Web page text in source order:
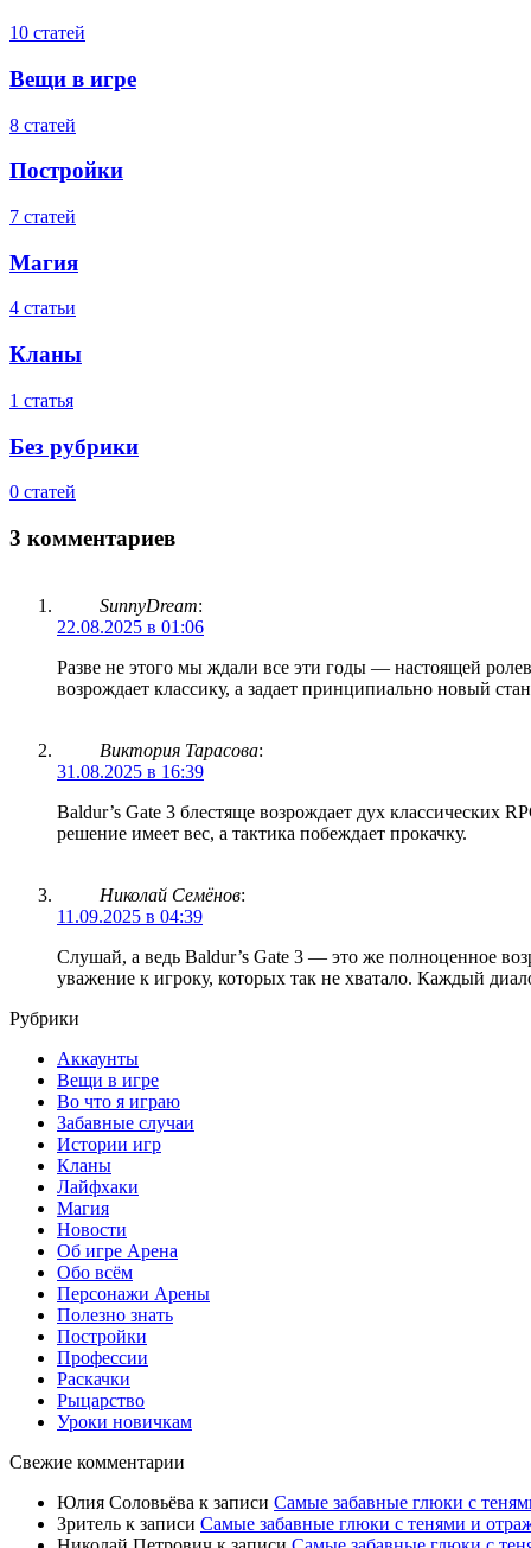
10 статей
Вещи в игре
8 статей
Постройки
7 статей
Магия
4 статьи
Кланы
1 статья
Без рубрики
0 статей
3 комментариев
SunnyDream:
22.08.2025 в 01:06
Разве не этого мы ждали все эти годы — настоящей
возрождает классику, а задает принципиально новый
Виктория Тарасова:
31.08.2025 в 16:39
Baldur’s Gate 3 блестяще возрождает дух классических
решение имеет вес, а тактика побеждает прокачку.
Николай Семёнов:
11.09.2025 в 04:39
Слушай, а ведь Baldur’s Gate 3 — это же полноценное
уважение к игроку, которых так не хватало. Каждый
Рубрики
Аккаунты
Вещи в игре
Во что я играю
Забавные случаи
Истории игр
Кланы
Лайфхаки
Магия
Новости
Об игре Арена
Обо всём
Персонажи Арены
Полезно знать
Постройки
Профессии
Раскачки
Рыцарство
Уроки новичкам
Свежие комментарии
Юлия Соловьёва к записи Самые забавные глюки с
Зритель к записи Самые забавные глюки с тенями и